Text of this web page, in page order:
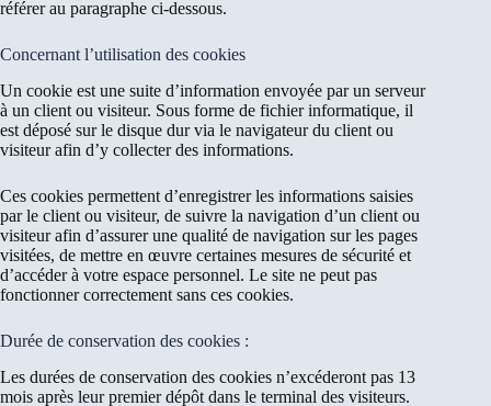
référer au paragraphe ci-dessous.
Concernant l’utilisation des cookies
Un cookie est une suite d’information envoyée par un serveur
à un client ou visiteur. Sous forme de fichier informatique, il
est déposé sur le disque dur via le navigateur du client ou
visiteur afin d’y collecter des informations.
Ces cookies permettent d’enregistrer les informations saisies
par le client ou visiteur, de suivre la navigation d’un client ou
visiteur afin d’assurer une qualité de navigation sur les pages
visitées, de mettre en œuvre certaines mesures de sécurité et
d’accéder à votre espace personnel. Le site ne peut pas
fonctionner correctement sans ces cookies.
Durée de conservation des cookies :
Les durées de conservation des cookies n’excéderont pas 13
mois après leur premier dépôt dans le terminal des visiteurs.